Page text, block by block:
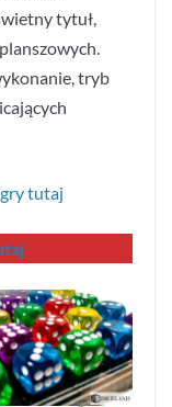
tytuł,
tryb
tutaj